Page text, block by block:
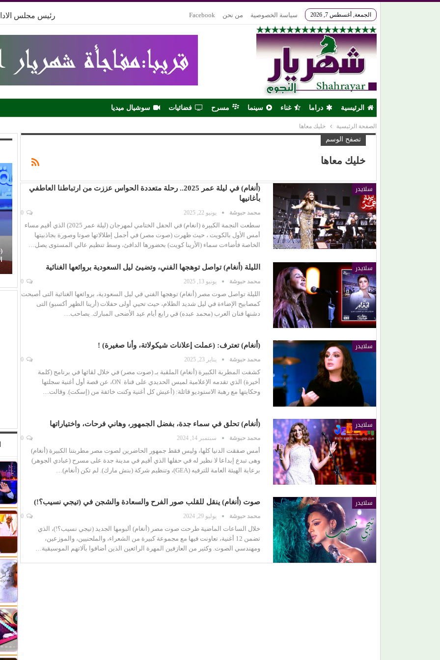
الجمعة, أغسطس 7, 2026 سياسة الخصوصية من نحن Facebook رئيس مجلس
الرئيسية دراما غناء سينما مسرح فضائيات سوشيال ميديا
الصفحة الرئيسية خليك معاها
تصفح الوسم
خليك معاها
سلايدر
(أنغام) في ليلة عمر 2025.. رحلة متعددة الحواس عززت من ارتباطنا العاطفي
بأغانيها
محمد حبوشة يونيو 22, 2025
سطعت النجمة الكبيرة (انغام) في الحفل الختامي لمهرجان (ليلة عمر 2025) الذي أقيم مساء
أمس الأول بالكويت ، حيث ظهرت (صوت مصر) في أجمل إطلالاتها صوتا وصورة بجاذبيتها
الخاصة فأضاءت سماء (الأرينا كويت) بحضورها الدافئ، وسط تنظيم عالي المستوى يصل…
سلايدر الليلة (أنغام) تواصل توهجها الفني، وتضيئ ليل السعودية بروائعها الغنائية
محمد حبوشة يونيو 13, 2025
الليلة تواصل صوت مصر (أنغام) توهجها الفني في ليل السعودية، بروائعها الغنائية التى أصبحت
كمصابيح الإضاءة في ليل شديد الظلام، حيث تحيي أولى حفلات (أرينا الظهر أكسبو) التى
دشنها فنان العرب (محمد عبده) في رابع أيام عيد الأضحى المبارك. يصاحب…
سلايدر (أنغام) تعترف: (عملت إعلانات شيكولاتة، وأنا صغيرة) !
محمد حبوشة يناير 23, 2025
كشفت المطربة الكبيرة (أنغام) الملقبة بـ (صوت مصر) في خلال لقائها في برنامج (كلمة
أخيرة) الذي تقدمه الإعلامية لميس الحديدي على قناة ON، عن قصة أول أغنية سجلتها
وحكايتها مع رهبة الاستوديو قائلة: (أعيش كل أغنية وكنت خائفة من (إسكت). وقالت…
سلايدر (أنغام) تحلق في سماء جدة، بفضل الجمهور، وهاني فرحات، واختياراتها
محمد حبوشة سبتمبر 14, 2024
أمس صفقت الدنيا كلها، وليس فقط جمهور الحاضرين لصوت مصر مطربتنا الكبيرة (أنغام)
وهى تبدع إبداعا لا نظير له في حفلها الذي أقيم في مدينة جدة على مسرح (عبادي الجوهر)
برعاية الهيئة العامة للترفيه (GEA)، وتنظيم شركة (بنش مارك). لم تكن (أنغام)…
سلايدر صوت (أنغام) ينقل للقلب صور الفرح والسعادة والشجن في (تيجي نسيب؟!)
محمد حبوشة يوليو 29, 2024
خلال الساعات الماضية طرحت صوت مصر (أنغام) ألبومها الجديد (تيجي نسيب؟!)، الذي
تضمن 12 أغنية، تعاونت فيها مع مجموعة كبيرة من الشعراء، والملحنيين، والموزعين،
ومهندسي الصوت. وكثير من العازفين المهرة الرائعين الذين أضافوا بآلاتهم الموسيقية…
(هاني شنودة).. الغائب الذي سيقود افتتاح (مهرجان